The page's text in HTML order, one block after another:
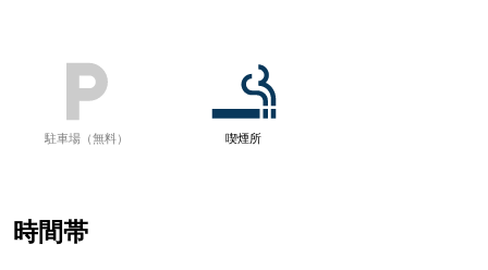
駐車場（無料） 喫煙所
時間帯